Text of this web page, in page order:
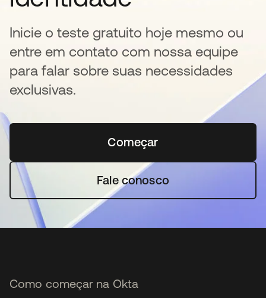
Inicie o teste gratuito hoje mesmo ou
entre em contato com nossa equipe
para falar sobre suas necessidades
exclusivas.
Começarabre em uma nova guia
Fale conosco
Como começar na Okta